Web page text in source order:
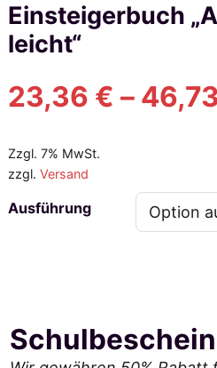
Einsteigerbuch
leicht“
23,36 € – 46,73
Zzgl. 7% MwSt.
zzgl. Versand
Ausführung